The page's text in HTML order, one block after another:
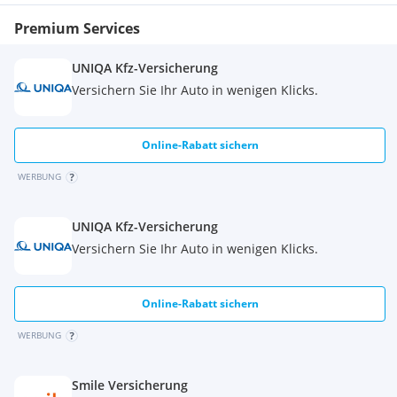
Reifendruck-Kontrollsystem
Rußpartikelfilter
Seitenairbag vorn
Tagfahrlicht
Vorbereitung für Alkohol-Wegfahrsperre (Alcolock)
4 Lautsprecher
Ablage im Dachhimmel Fahrerhaus
Fahrassistenz-System: Ausweich-Assistent (Evasive Steer
Assistance, ESA)
Fahrer-Assistenz-Paket
Farbdisplay (10 Zoll)
Getriebe 6-Gang
Heckflügeltüren ohne Verglasung
Karosserie/Aufbau: Kasten
Premium Services
UNIQA Kfz-Versicherung
Versichern Sie Ihr Auto in wenigen Klicks.
Online-Rabatt sichern
WERBUNG
UNIQA Kfz-Versicherung
Versichern Sie Ihr Auto in wenigen Klicks.
Online-Rabatt sichern
WERBUNG
Smile Versicherung